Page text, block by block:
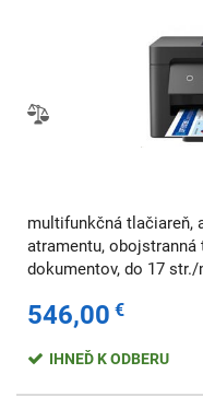
multifunkčná tlačiareň,
atramentu, obojstranná
dokumentov, do 17
546,00 €
IHNEĎ K ODBERU